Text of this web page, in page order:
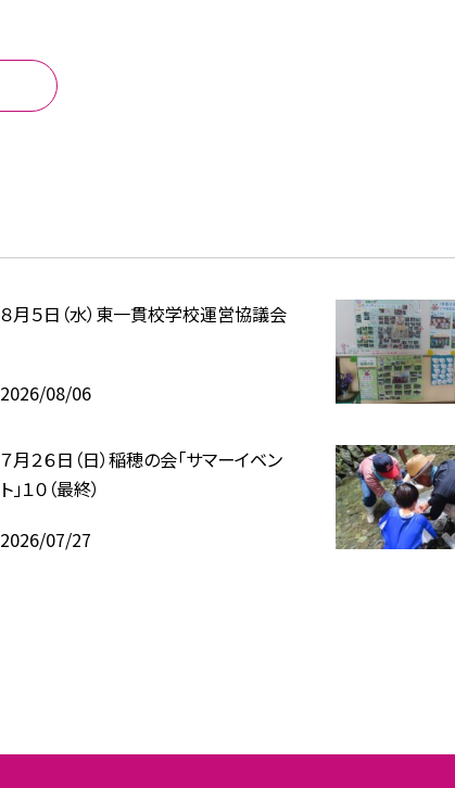
８月５日（水）東一貫校学校運営協議会
2026/08/06
７月２６日（日）稲穂の会「サマーイベン
ト」１０（最終）
2026/07/27